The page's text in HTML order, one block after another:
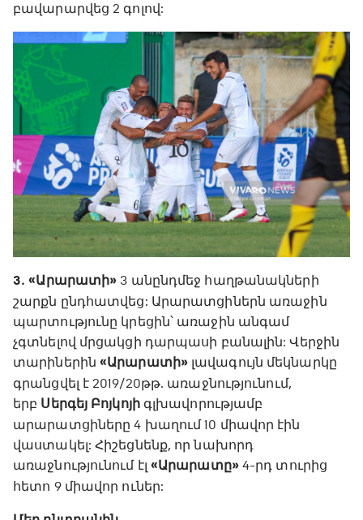
բավարարվեց 2 գոլով:
3․ «Արարատի» 3 անընդմեջ հաղթանակների
շարքն ընդհատվեց: Արարատցիներն առաջին
պարտությունը կրեցին՝ առաջին անգամ
չգտնելով մրցակցի դարպասի բանալին: Վերջին
տարիներին «Արարատի»լավագույն մեկնարկը
գրանցվել է 2019/20թթ. առաջնությունում,
երբ Սերգեյ Բոյկոյիգլխավորությամբ
արարատցիները 4 խաղում 10 միավոր էին
վաստակել: Հիշեցնենք, որ նախորդ
առաջնությունում էլ «Արարատը»4-րդ տուրից
հետո 9 միավոր ուներ: